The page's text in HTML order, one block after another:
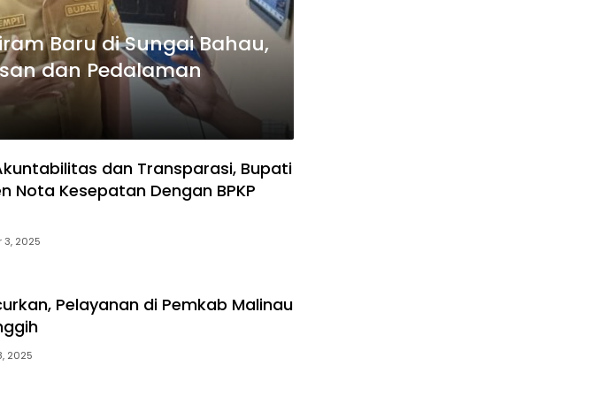
Baru di Sungai Bahau,
dan Pedalaman
dan Transparasi, Bupati
Nota Kesepatan Dengan BPKP
3, 2025
Pelayanan di Pemkab Malinau
2025